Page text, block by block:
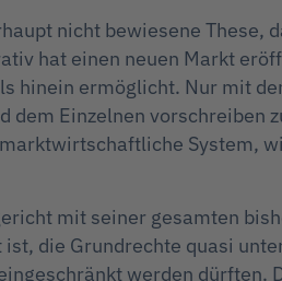
nicht bewiesene These,
hat einen neuen Markt
hinein ermöglicht. Nur mit
Einzelnen vorschreiben
System,
mit seiner gesamten
die Grundrechte quasi
werden